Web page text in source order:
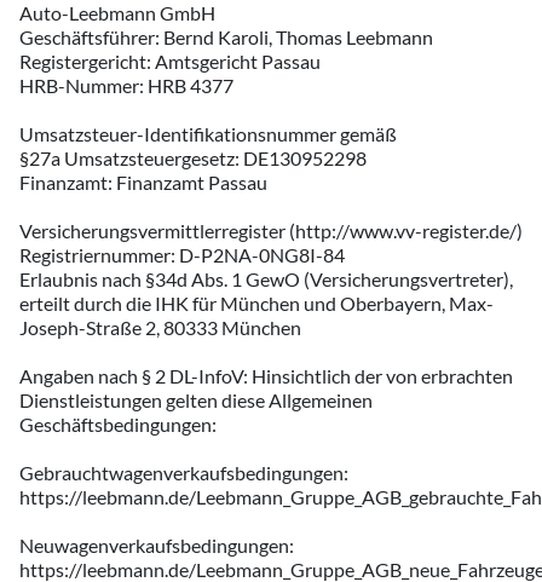
Auto-Leebmann GmbH
Geschäftsführer: Bernd Karoli, Thomas Leebmann
Registergericht: Amtsgericht Passau
HRB-Nummer: HRB 4377
Umsatzsteuer-Identifikationsnummer gemäß
§27a Umsatzsteuergesetz: DE130952298
Finanzamt: Finanzamt Passau
Versicherungsvermittlerregister (http://www.vv-register.de/)
Registriernummer: D-P2NA-0NG8I-84
Erlaubnis nach §34d Abs. 1 GewO (Versicherungsvertreter),
erteilt durch die IHK für München und Oberbayern, Max-
Joseph-Straße 2, 80333 München
Angaben nach § 2 DL-InfoV: Hinsichtlich der von erbrachten
Dienstleistungen gelten diese Allgemeinen
Geschäftsbedingungen:
Gebrauchtwagenverkaufsbedingungen:
https://leebmann.de/
Neuwagenverkaufsbedingungen:
https://leebmann.de/